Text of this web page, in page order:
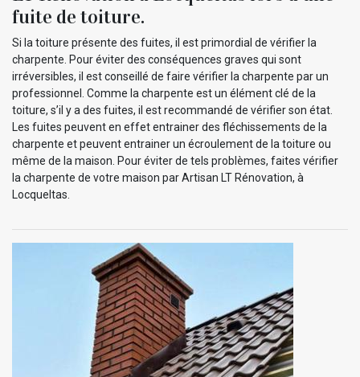
fuite de toiture.
Si la toiture présente des fuites, il est primordial de vérifier la
charpente. Pour éviter des conséquences graves qui sont
irréversibles, il est conseillé de faire vérifier la charpente par un
professionnel. Comme la charpente est un élément clé de la
toiture, s’il y a des fuites, il est recommandé de vérifier son état.
Les fuites peuvent en effet entrainer des fléchissements de la
charpente et peuvent entrainer un écroulement de la toiture ou
même de la maison. Pour éviter de tels problèmes, faites vérifier
la charpente de votre maison par Artisan LT Rénovation, à
Locqueltas.